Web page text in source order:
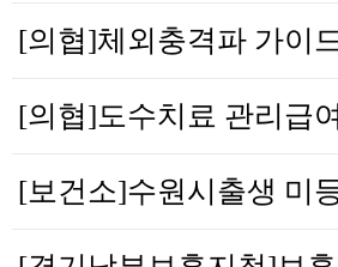
[의협]체외충격파 가이